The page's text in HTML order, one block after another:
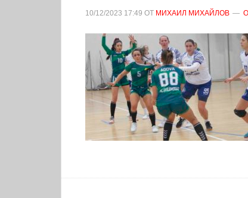
10/12/2023 17:49 ОТ МИХАИЛ МИХАЙЛОВ